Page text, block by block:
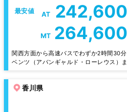
最安値 AT 242,600
MT 264,600
関西方面から高速バスでわずか2時間30
ベンツ（アバンギャルド・ローレウス）
はありますが、半日お休みですので、粛
香川県